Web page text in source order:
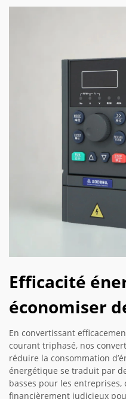
Efficacité
économiser
En convertissant
courant triphasé, nos
réduire la consommation
énergétique se traduit par
basses pour les
financièrement judicieux